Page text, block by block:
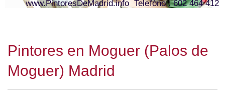
www.PintoresDeMadrid.info Telefóno : 602 464 412
Pintores en Moguer (Palos de
Moguer) Madrid